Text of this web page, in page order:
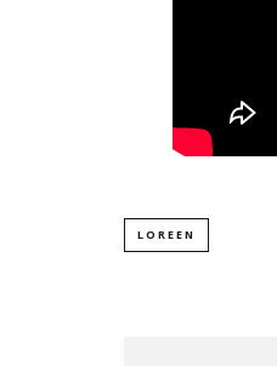
LOREEN